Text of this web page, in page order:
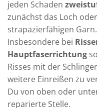
jeden Schaden
zunächst das Loch
strapazierfähigen Garn.
Insbesondere bei
Hauptfaserrichtung
Risses mit der
weitere Einreißen zu
Du von oben oder
reparierte Stelle.